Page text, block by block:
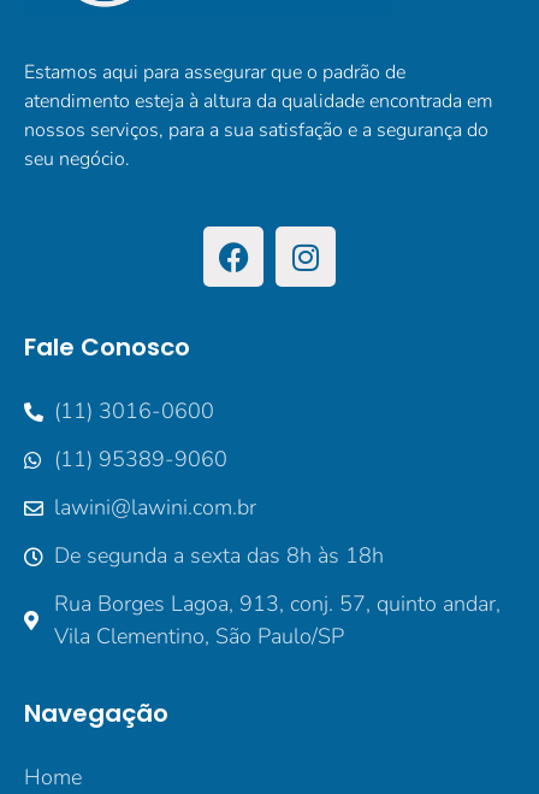
Estamos aqui para assegurar que o padrão de
atendimento esteja à altura da qualidade encontrada em
nossos serviços, para a sua satisfação e a segurança do
seu negócio.
Fale Conosco
(11) 3016-0600
(11) 95389-9060
lawini@lawini.com.br
De segunda a sexta das 8h às 18h
Rua Borges Lagoa, 913, conj. 57, quinto andar,
Vila Clementino, São Paulo/SP
Navegação
Home